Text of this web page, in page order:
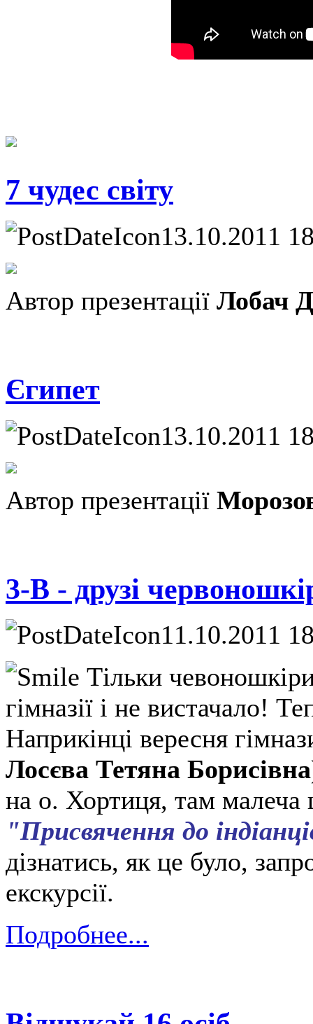
7 чудес світу
13.10.2011
Автор презентації Лобач
Єгипет
13.10.2011
Автор презентації
3-В - друзі
11.10.2011
Тільки
гімназії і не вистачало!
Наприкінці вересня
Лосєва Тетяна Борисівна
на о. Хортиця, там малеча
"Присвячення до
дізнатись, як це було,
екскурсії.
Подробнее...